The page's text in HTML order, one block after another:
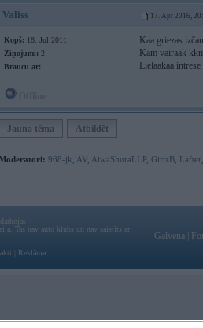
Valiss 17. Apr 2016,
Kopš: 18. Jul 2011
Ziņojumi: 2
Braucu ar:
Kaa griezas
Kam vairaak
Lielaakaa
Jauna tēma Atbildēt
968-jk AV AiwaShuraLLP, GirtzB Lafter
Tas nav auto klubs un nav saistīts ar
Reklāma
Galvena